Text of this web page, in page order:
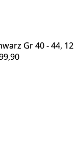
Gr 40 - 44,